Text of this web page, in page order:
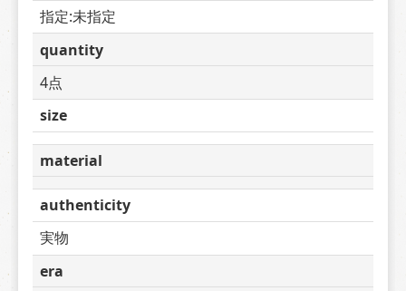
指定:未指定
quantity
4点
size
material
authenticity
実物
era